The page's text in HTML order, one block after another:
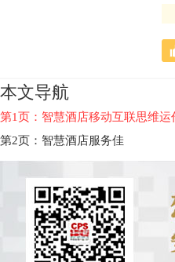
本文导航
第1页：智慧酒店移动互联思维运
第2页：智慧酒店服务佳